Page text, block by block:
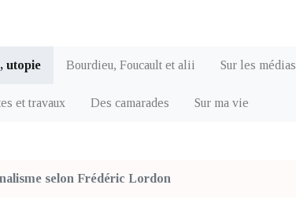
utopie Bourdieu, Foucault et alii Sur les médias
et travaux Des camarades Sur ma vie
selon Frédéric Lordon